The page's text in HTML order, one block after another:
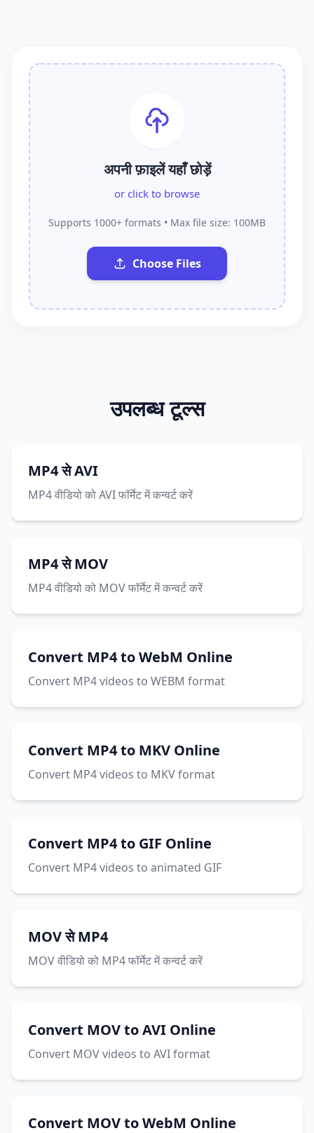
अपनी फ़ाइलें यहाँ छोड़ें
or click to browse
Supports 1000+ formats • Max file size: 100MB
Choose Files
उपलब्ध टूल्स
MP4 से AVI
MP4 वीडियो को AVI फॉर्मेट में कन्वर्ट करें
MP4 से MOV
MP4 वीडियो को MOV फॉर्मेट में कन्वर्ट करें
Convert MP4 to WebM Online
Convert MP4 videos to WEBM format
Convert MP4 to MKV Online
Convert MP4 videos to MKV format
Convert MP4 to GIF Online
Convert MP4 videos to animated GIF
MOV से MP4
MOV वीडियो को MP4 फॉर्मेट में कन्वर्ट करें
Convert MOV to AVI Online
Convert MOV videos to AVI format
Convert MOV to WebM Online